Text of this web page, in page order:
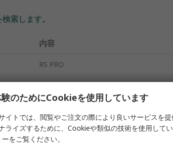
索します。
内容
RS PRO
パネル取り付けインジケータ
赤
験のためにCookieを使用しています
イトでは、閲覧やご注文の際により良いサービスを
ライズするために、Cookieや類似の技術を使用してい
ーをご覧ください。